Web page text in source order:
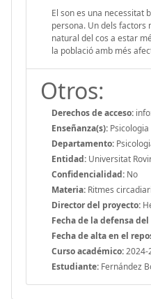
El son es una necessitat
persona. Un dels factors
natural del cos a estar
la població amb més
Otros:
Derechos de acceso:
Enseñanza(s): Psicologia
Departamento:
Entidad: Universitat
Confidencialidad: No
Materia: Ritmes
Director del proyecto:
Fecha de la defensa
Fecha de alta en el
Curso académico:2024-
Estudiante: Fernández